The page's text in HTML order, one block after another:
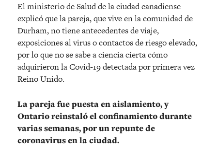
El ministerio de Salud de la ciudad canadiense
explicó que la pareja, que vive en la comunidad de
Durham, no tiene antecedentes de viaje,
exposiciones al virus o contactos de riesgo elevado,
por lo que no se sabe a ciencia cierta cómo
adquirieron la Covid-19 detectada por primera vez
Reino Unido.
La pareja fue puesta en aislamiento, y
Ontario reinstaló el confinamiento durante
varias semanas, por un repunte de
coronavirus en la ciudad.